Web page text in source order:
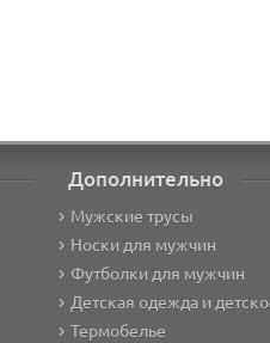
Дополнительно
Мужские трусы
Носки для мужчин
Футболки для мужчин
Детская одежда и
Термобелье